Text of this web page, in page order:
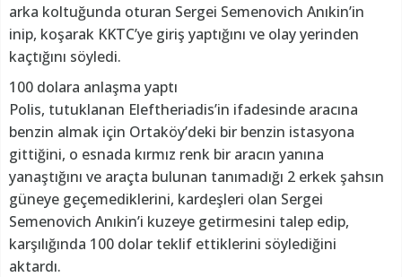
arka koltuğunda oturan Sergei Semenovich Anıkin’in
inip, koşarak KKTC’ye giriş yaptığını ve olay yerinden
kaçtığını söyledi.
100 dolara anlaşma yaptı
Polis, tutuklanan Eleftheriadis’in ifadesinde aracına
benzin almak için Ortaköy’deki bir benzin istasyona
gittiğini, o esnada kırmız renk bir aracın yanına
yanaştığını ve araçta bulunan tanımadığı 2 erkek şahsın
güneye geçemediklerini, kardeşleri olan Sergei
Semenovich Anıkin’i kuzeye getirmesini talep edip,
karşılığında 100 dolar teklif ettiklerini söylediğini
aktardı.